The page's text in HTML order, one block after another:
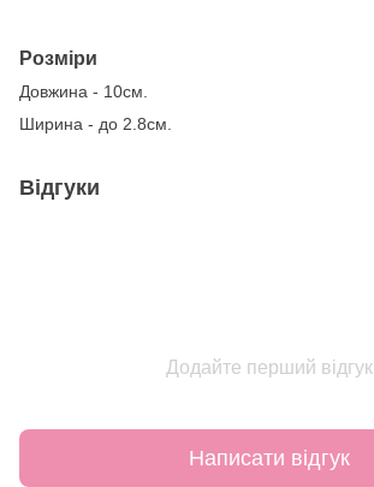
Розміри
Довжина - 10см.
Ширина - до 2.8см.
Відгуки
Додайте перший відгук
Написати відгук